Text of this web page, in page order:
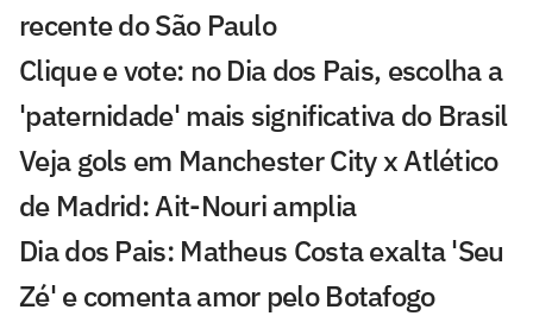
recente do São Paulo
Clique e vote: no Dia dos Pais, escolha a
'paternidade' mais significativa do Brasil
Veja gols em Manchester City x Atlético
de Madrid: Ait-Nouri amplia
Dia dos Pais: Matheus Costa exalta 'Seu
Zé' e comenta amor pelo Botafogo